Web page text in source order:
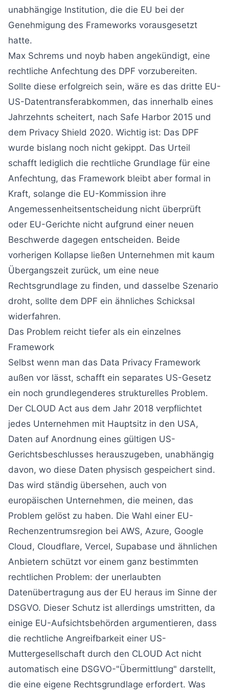
unabhängige Institution, die die EU bei der
Genehmigung des Frameworks vorausgesetzt
hatte.
Max Schrems und noyb haben angekündigt, eine
rechtliche Anfechtung des DPF vorzubereiten.
Sollte diese erfolgreich sein, wäre es das dritte EU-
US-Datentransferabkommen, das innerhalb eines
Jahrzehnts scheitert, nach Safe Harbor 2015 und
dem Privacy Shield 2020. Wichtig ist: Das DPF
wurde bislang noch nicht gekippt. Das Urteil
schafft lediglich die rechtliche Grundlage für eine
Anfechtung, das Framework bleibt aber formal in
Kraft, solange die EU-Kommission ihre
Angemessenheitsentscheidung nicht überprüft
oder EU-Gerichte nicht aufgrund einer neuen
Beschwerde dagegen entscheiden. Beide
vorherigen Kollapse ließen Unternehmen mit kaum
Übergangszeit zurück, um eine neue
Rechtsgrundlage zu finden, und dasselbe Szenario
droht, sollte dem DPF ein ähnliches Schicksal
widerfahren.
Das Problem reicht tiefer als ein einzelnes
Framework
Selbst wenn man das Data Privacy Framework
außen vor lässt, schafft ein separates US-Gesetz
ein noch grundlegenderes strukturelles Problem.
Der CLOUD Act aus dem Jahr 2018 verpflichtet
jedes Unternehmen mit Hauptsitz in den USA,
Daten auf Anordnung eines gültigen US-
Gerichtsbeschlusses herauszugeben, unabhängig
davon, wo diese Daten physisch gespeichert sind.
Das wird ständig übersehen, auch von
europäischen Unternehmen, die meinen, das
Problem gelöst zu haben. Die Wahl einer EU-
Rechenzentrumsregion bei AWS, Azure, Google
Cloud, Cloudflare, Vercel, Supabase und ähnlichen
Anbietern schützt vor einem ganz bestimmten
rechtlichen Problem: der unerlaubten
Datenübertragung aus der EU heraus im Sinne der
DSGVO. Dieser Schutz ist allerdings umstritten, da
einige EU-Aufsichtsbehörden argumentieren, dass
die rechtliche Angreifbarkeit einer US-
Muttergesellschaft durch den CLOUD Act nicht
automatisch eine DSGVO-"Übermittlung" darstellt,
die eine eigene Rechtsgrundlage erfordert. Was